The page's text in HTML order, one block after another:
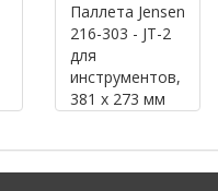
Паллета Jensen
216-303 - JT-2
для
инструментов,
381 х 273 мм